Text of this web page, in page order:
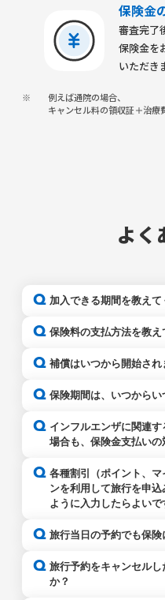
保険金
審査完了
保険金を
いただき
※
例えば通院の場合、
キャンセル料の領収証＋治療
よく
Q 加入できる期間を教えて
す。加入条件は今後変更
Q 保険料の支払方法を教え
となります。ご利用可能
VISA、マスター、JCB
ダイナース、DISCOVER
（注）契約者本人名義の
含みます）に限ります。
Q 補償はいつから開始され
Q 保険期間は、いつからい
保険契約が成立した時点
日（満期日）は旅行終了
復路のフライト出発日と
行終了日は、往路のフラ
Q インフルエンザに関連
場合も、保険金支払いの
ャンセルされた場合に保
・旅行開始日を含め遡っ
・旅行開始日を含め遡っ
まった
ザの診断を受けた
Q 各種割引（ポイント、
ンを利用して旅行を申
ように入力したらよいで
ンセル料が割引適用後
Q 旅行当日の予約でも保険
いただけません。
（※）旅行タイプが「国
Q 旅行予約をキャンセル
か？